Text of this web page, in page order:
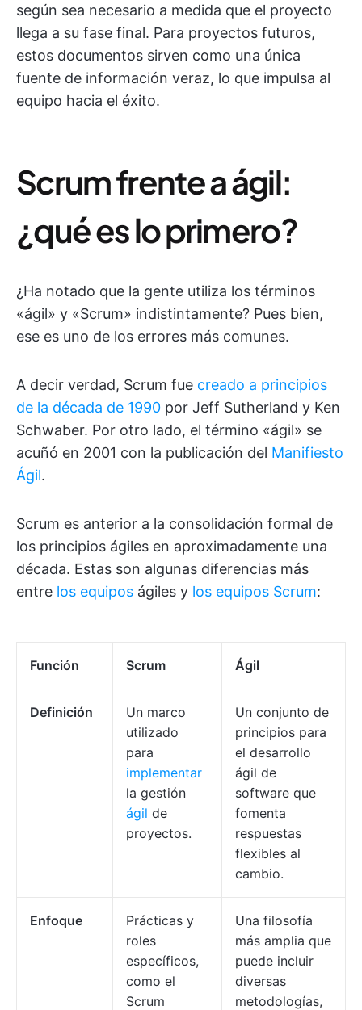
según sea necesario a medida que el proyecto
llega a su fase final. Para proyectos futuros,
estos documentos sirven como una única
fuente de información veraz, lo que impulsa al
equipo hacia el éxito.
Scrum frente a ágil:
¿qué es lo primero?
¿Ha notado que la gente utiliza los términos
«ágil» y «Scrum» indistintamente? Pues bien,
ese es uno de los errores más comunes.
A decir verdad, Scrum fue creado a principios
de la década de 1990 por Jeff Sutherland y Ken
Schwaber. Por otro lado, el término «ágil» se
acuñó en 2001 con la publicación del Manifiesto
Ágil.
Scrum es anterior a la consolidación formal de
los principios ágiles en aproximadamente una
década. Estas son algunas diferencias más
entre los equipos ágiles y los equipos Scrum:
Función Scrum Ágil
Definición
Un marco
utilizado
para
implementar
la gestión
ágil de
proyectos.
Un conjunto de
principios para
el desarrollo
ágil de
software que
fomenta
respuestas
flexibles al
cambio.
Enfoque
Prácticas y
roles
específicos,
como el
Scrum
Una filosofía
más amplia que
puede incluir
diversas
metodologías,